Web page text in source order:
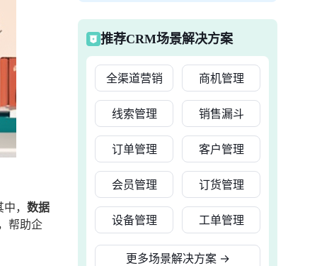
， 数据
帮助企
推荐CRM场景解决方案
全渠道营销 商机管理
线索管理 销售漏斗
订单管理 客户管理
会员管理 订货管理
设备管理 工单管理
更多场景解决方案 →